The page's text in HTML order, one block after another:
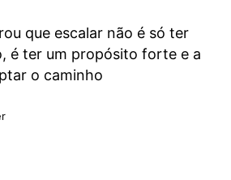
que escalar não é só ter
é ter um propósito forte e a
o caminho